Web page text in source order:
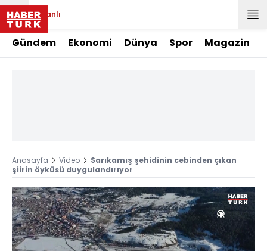
Canlı
Gündem Ekonomi Dünya Spor Magazin
Anasayfa Video
Sarıkamış şehidinin cebinden çıkan
şiirin öyküsü duygulandırıyor